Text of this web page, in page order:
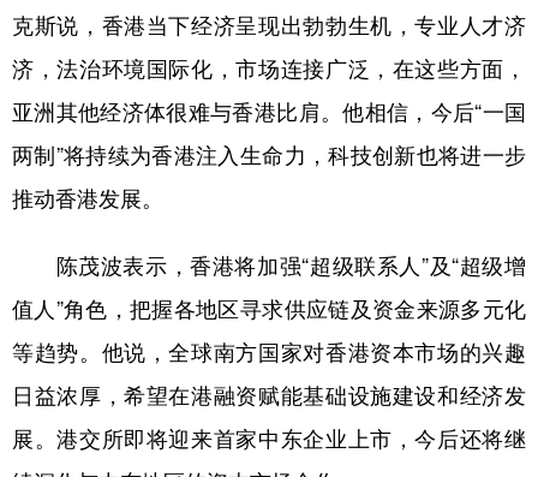
克斯说，香港当下经济呈现出勃勃生机，专业人才济
济，法治环境国际化，市场连接广泛，在这些方面，
亚洲其他经济体很难与香港比肩。他相信，今后“一国
两制”将持续为香港注入生命力，科技创新也将进一步
推动香港发展。
陈茂波表示，香港将加强“超级联系人”及“超级增
值人”角色，把握各地区寻求供应链及资金来源多元化
等趋势。他说，全球南方国家对香港资本市场的兴趣
日益浓厚，希望在港融资赋能基础设施建设和经济发
展。港交所即将迎来首家中东企业上市，今后还将继